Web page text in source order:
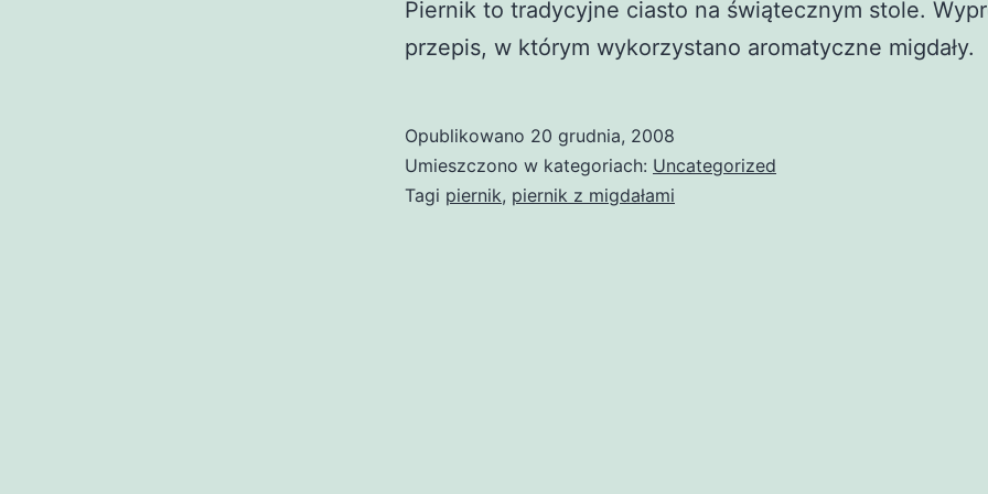
Piernik to tradycyjne ciasto na świątecznym stole.
przepis, w którym wykorzystano aromatyczne migdały.
Opublikowano 20 grudnia, 2008
Umieszczono w kategoriach: Uncategorized
Tagi piernik, piernik z migdałami